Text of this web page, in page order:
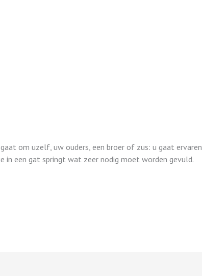
om uzelf, uw ouders, een broer of zus: u gaat ervaren
in een gat springt wat zeer nodig moet worden gevuld.